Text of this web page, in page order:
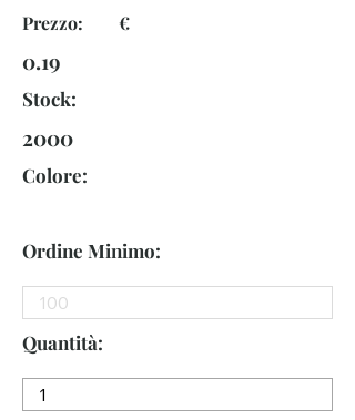
Prezzo: €
0.19
Stock:
2000
Colore:
Ordine Minimo:
Quantità: